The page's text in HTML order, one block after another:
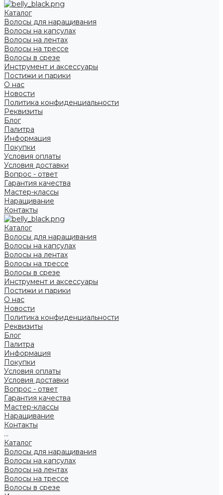
Каталог
Волосы для наращивания
Волосы на капсулах
Волосы на лентах
Волосы на трессе
Волосы в срезе
Инструмент и аксессуары
Постижи и парики
О нас
Новости
Политика конфиденциальности
Реквизиты
Блог
Палитра
Информация
Покупки
Условия оплаты
Условия доставки
Вопрос - ответ
Гарантия качества
Мастер-классы
Наращивание
Контакты
Каталог
Волосы для наращивания
Волосы на капсулах
Волосы на лентах
Волосы на трессе
Волосы в срезе
Инструмент и аксессуары
Постижи и парики
О нас
Новости
Политика конфиденциальности
Реквизиты
Блог
Палитра
Информация
Покупки
Условия оплаты
Условия доставки
Вопрос - ответ
Гарантия качества
Мастер-классы
Наращивание
Контакты
...
Каталог
Волосы для наращивания
Волосы на капсулах
Волосы на лентах
Волосы на трессе
Волосы в срезе